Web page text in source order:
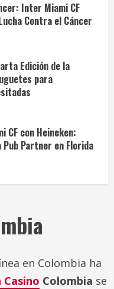
Inter Miami CF
Contra el Cáncer
Edición de la
para
CF con Heineken:
Partner en Florida
en Colombia ha
Casino Colombia se